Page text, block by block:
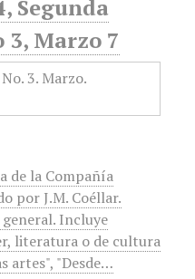
Segunda
3, Marzo 7
de la Compañía
por J.M. Coéllar.
Incluye
literatura o de cultura
artes", "Desde…